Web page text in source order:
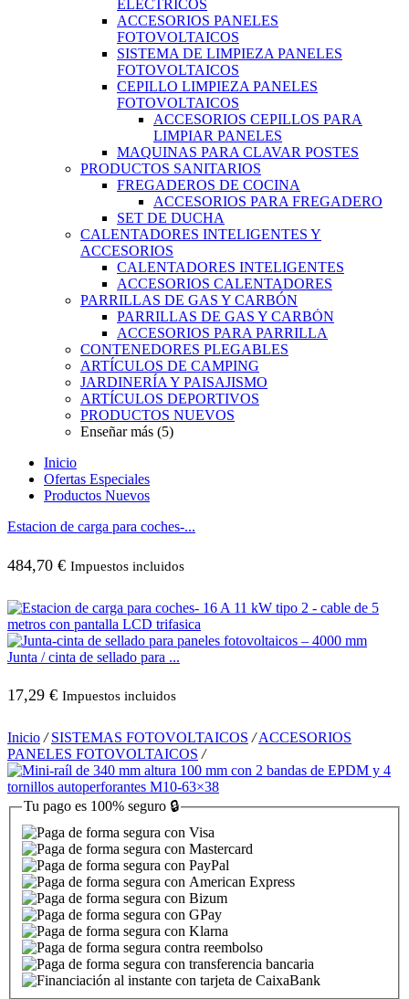
ELÉCTRICOS
ACCESORIOS PANELES
FOTOVOLTAICOS
SISTEMA DE LIMPIEZA PANELES
FOTOVOLTAICOS
CEPILLO LIMPIEZA PANELES
FOTOVOLTAICOS
ACCESORIOS CEPILLOS PARA
LIMPIAR PANELES
MAQUINAS PARA CLAVAR POSTES
PRODUCTOS SANITARIOS
FREGADEROS DE COCINA
ACCESORIOS PARA FREGADERO
SET DE DUCHA
CALENTADORES INTELIGENTES Y
ACCESORIOS
CALENTADORES INTELIGENTES
ACCESORIOS CALENTADORES
PARRILLAS DE GAS Y CARBÓN
PARRILLAS DE GAS Y CARBÓN
ACCESORIOS PARA PARRILLA
CONTENEDORES PLEGABLES
ARTÍCULOS DE CAMPING
JARDINERÍA Y PAISAJISMO
ARTÍCULOS DEPORTIVOS
PRODUCTOS NUEVOS
Enseñar más (5)
Inicio
Ofertas Especiales
Productos Nuevos
Estacion de carga para coches-...
484,70 € Impuestos incluidos
Junta / cinta de sellado para ...
17,29 € Impuestos incluidos
Inicio / SISTEMAS FOTOVOLTAICOS / ACCESORIOS
PANELES FOTOVOLTAICOS /
Tu pago es 100% seguro 🔒